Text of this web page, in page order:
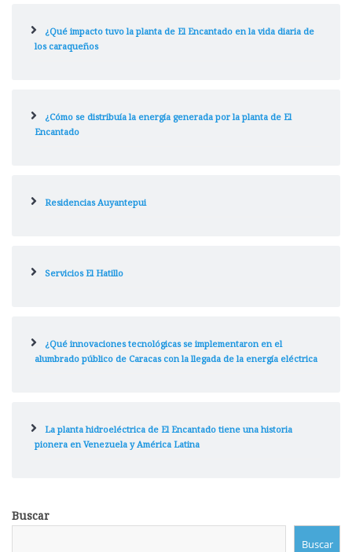
¿Qué impacto tuvo la planta de El Encantado en la vida diaria de
los caraqueños
¿Cómo se distribuía la energía generada por la planta de El
Encantado
Residencias Auyantepui
Servicios El Hatillo
¿Qué innovaciones tecnológicas se implementaron en el
alumbrado público de Caracas con la llegada de la energía eléctrica
La planta hidroeléctrica de El Encantado tiene una historia
pionera en Venezuela y América Latina
Buscar
Buscar